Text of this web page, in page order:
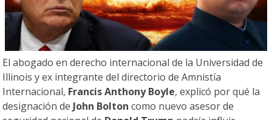
El abogado en derecho internacional de la Universidad de
Illinois y ex integrante del directorio de Amnistía
Internacional, Francis Anthony Boyle, explicó por qué la
designación de John Bolton como nuevo asesor de